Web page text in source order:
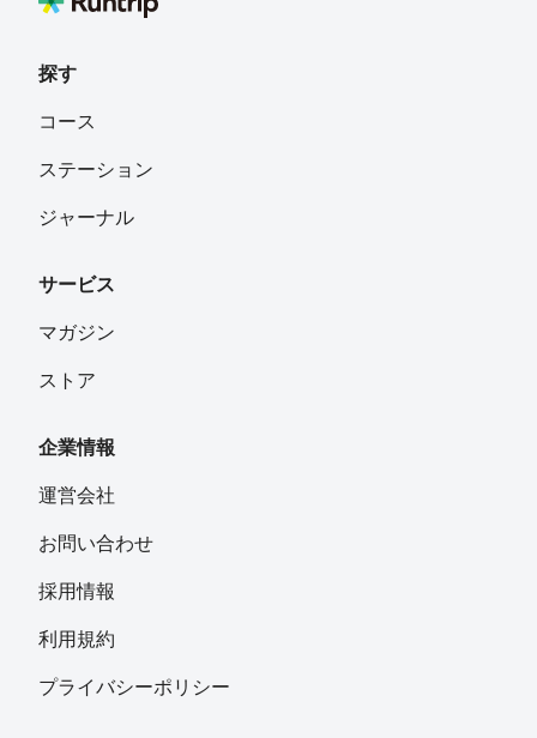
探す
コース
ステーション
ジャーナル
サービス
マガジン
ストア
企業情報
運営会社
お問い合わせ
採用情報
利用規約
プライバシーポリシー